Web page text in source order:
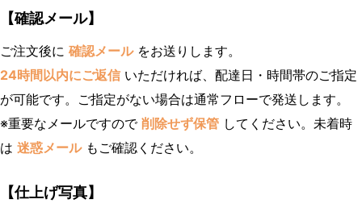
【確認メール】
ご注文後に 確認メールをお送りします。
24時間以内にご返信 いただければ、配達日・時間帯のご指定
が可能です。ご指定がない場合は通常フローで発送します。
※重要なメールですので 削除せず保管 してください。未着時
は 迷惑メールもご確認ください。
【仕上げ写真】